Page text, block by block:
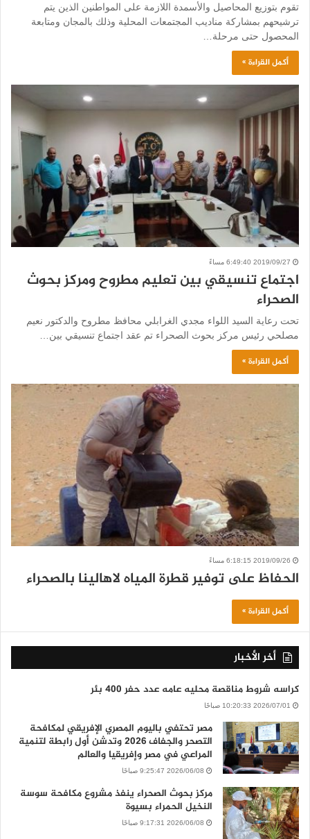
تقوم بتوزيع المحاصيل والأسمدة اللازمة على المواطنين الذين يتم
ترشيحهم بمشاركة مناديب المجتمعات المحلية وذلك بالمجان ومتابعة
المحصول حتى مرحلة…
أكمل القراءة »
2019/09/27 6:49:40 مساءً
اجتماع تنسيقي بين تعليم مطروح ومركز بحوث
الصحراء
تحت رعاية السيد اللواء مجدي الغرابلي محافظ مطروح والدكتور نعيم
مصلحي رئيس مركز بحوث الصحراء تم عقد اجتماع تنسيقي بين…
أكمل القراءة »
2019/09/26 6:18:15 مساءً
الحفاظ على توفير قطرة المياه لاهالينا بالصحراء
أكمل القراءة »
أخر الأخبار
كراسه شروط مناقصة محليه عامه عدد حفر 400 بئر
2026/07/01 10:20:33 صباحًا
مصر تحتفي باليوم المصري الإفريقي لمكافحة
التصحر والجفاف 2026 وتدشن أول رابطة لتنمية
المراعي في مصر وإفريقيا والعالم
2026/06/08 9:25:47 صباحًا
مركز بحوث الصحراء ينفذ مشروع مكافحة سوسة
النخيل الحمراء بسيوة
2026/06/08 9:17:31 صباحًا